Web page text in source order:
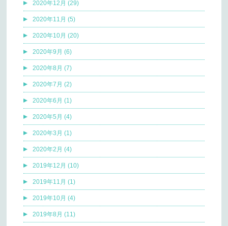
2020年12月 (29)
2020年11月 (5)
2020年10月 (20)
2020年9月 (6)
2020年8月 (7)
2020年7月 (2)
2020年6月 (1)
2020年5月 (4)
2020年3月 (1)
2020年2月 (4)
2019年12月 (10)
2019年11月 (1)
2019年10月 (4)
2019年8月 (11)